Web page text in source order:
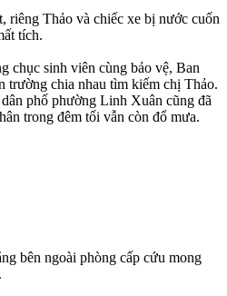
riêng Thảo và chiếc xe bị nước cuốn
tích.
chục sinh viên cùng bảo vệ, Ban
trường chia nhau tìm kiếm chị Thảo.
phố phường Linh Xuân cũng đã
trong đêm tối vẫn còn đổ mưa.
bên ngoài phòng cấp cứu mong